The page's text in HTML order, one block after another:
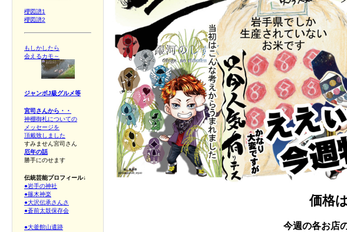
櫻図譜1
櫻図譜2
もしかしたら
会えるカモ～
ジャンボJ級グルメ等
宮司さんから・・
神棚御札についての
メッセージを
頂戴致しました
すみません宮司さん
厄年の話
勝手にのせます
伝統芸能プロフィール↓
●岩手の神社
●篠木神楽
●大沢伝承さんさ
●蒼前太鼓保存会
●大釜館山遺跡
価格
今週の各お店